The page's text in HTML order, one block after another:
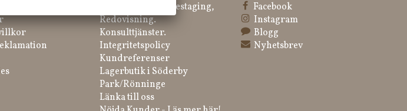
Inredning & Homestaging,
Redovisning.
Konsulttjänster.
Integritetspolicy
Kundreferenser
Lagerbutik i Söderby
Park/Rönninge
Länka till oss
Facebook
Instagram
Blogg
Nyhetsbrev